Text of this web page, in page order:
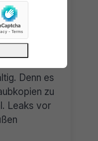
Denn es
zu
Leaks vor